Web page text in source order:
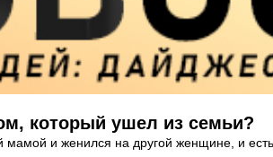
который ушел из семьи?
мамой и женился на другой женщине, и